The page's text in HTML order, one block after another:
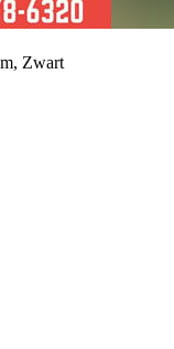
Zwart